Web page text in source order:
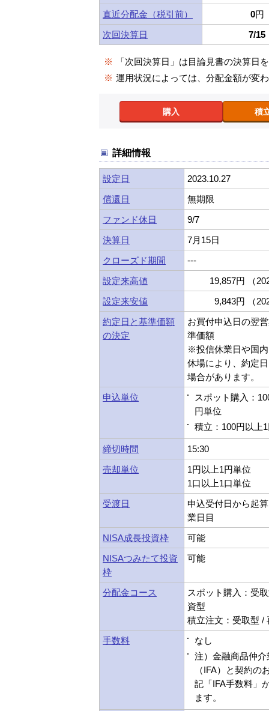
直近分配金（税引前） 0円
次回決算日
7/15
※
「次回決算日」は目論見書の決算日
※ 運用状況によっては、分配金額が変
購入 積
詳細情報
設定日
2023.10.27
償還日
無期限
ファンド休日
9/7
決算日
7月15日
クローズド期間
---
設定来高値
19,857円 （
設定来安値
9,843円 （
約定日と基準価額
の決定
お買付申込日の翌
準価額
※投信休業日や国
休場により、約定
場合があります。
申込単位
スポット購入：
円単位
積立：100円以上
締切時間
15:30
売却単位
1円以上1円単位
1口以上1口単位
受渡日
申込受付日から起
業日目
NISA成長投資枠
可能
NISAつみたて投資
枠
可能
分配金コース
スポット購入：受
資型
積立注文：受取型 /
手数料
なし
注）金融商品仲介
（IFA）と契約の
記「IFA手数料」
ます。